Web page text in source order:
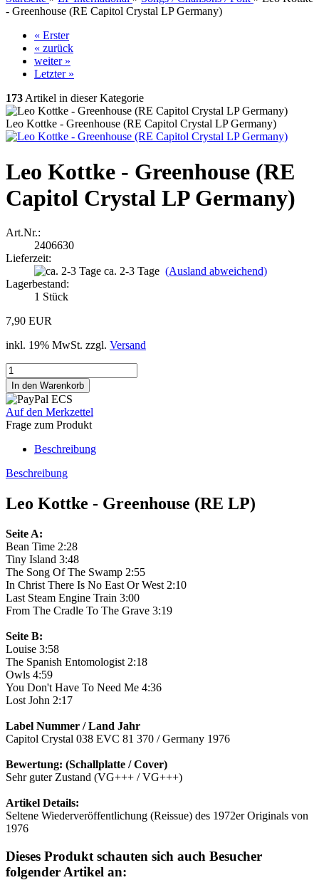
- Greenhouse (RE Capitol Crystal LP Germany)
« Erster
« zurück
weiter »
Letzter »
173Artikel in dieser Kategorie
Leo Kottke - Greenhouse (RE Capitol Crystal LP Germany)
Leo Kottke - Greenhouse (RE
Capitol Crystal LP Germany)
Art.Nr.:
2406630
Lieferzeit:
ca. 2-3 Tage (Ausland abweichend)
Lagerbestand:
1 Stück
7,90 EUR
inkl. 19% MwSt. zzgl. Versand
Auf den Merkzettel
Frage zum Produkt
Beschreibung
Beschreibung
Leo Kottke - Greenhouse (RE LP)
Seite A:
Bean Time 2:28
Tiny Island 3:48
The Song Of The Swamp 2:55
In Christ There Is No East Or West 2:10
Last Steam Engine Train 3:00
From The Cradle To The Grave 3:19
Seite B:
Louise 3:58
The Spanish Entomologist 2:18
Owls 4:59
You Don't Have To Need Me 4:36
Lost John 2:17
Label Nummer / Land Jahr
Capitol Crystal 038 EVC 81 370 / Germany 1976
Bewertung: (Schallplatte / Cover)
Sehr guter Zustand (VG+++ / VG+++)
Artikel Details:
Seltene Wiederveröffentlichung (Reissue) des 1972er Originals von
1976
Dieses Produkt schauten sich auch Besucher
folgender Artikel an: